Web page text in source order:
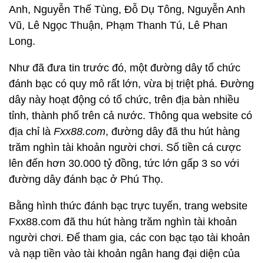
Anh, Nguyễn Thế Tùng, Đỗ Dụ Tông, Nguyễn Anh
Vũ, Lê Ngọc Thuận, Phạm Thanh Tú, Lê Phan
Long.
Như đã đưa tin trước đó, một đường dây tổ chức
đánh bạc có quy mô rất lớn, vừa bị triệt phá. Đường
dây này hoạt động có tổ chức, trên địa bàn nhiều
tỉnh, thành phố trên cả nước. Thông qua website có
địa chỉ là Fxx88.com, đường dây đã thu hút hàng
trăm nghìn tài khoản người chơi. Số tiền cá cược
lên đến hơn 30.000 tỷ đồng, tức lớn gấp 3 so với
đường dây đánh bạc ở Phú Thọ.
Bằng hình thức đánh bạc trực tuyến, trang website
Fxx88.com đã thu hút hàng trăm nghìn tài khoản
người chơi. Để tham gia, các con bạc tạo tài khoản
và nạp tiền vào tài khoản ngân hang đại diện của